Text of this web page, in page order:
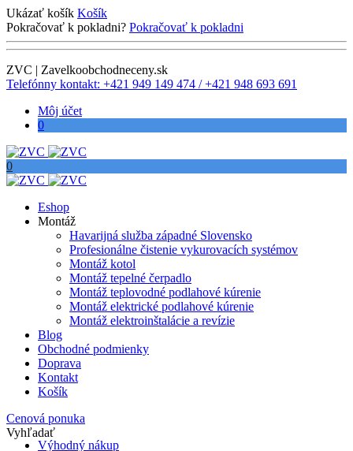
Ukázať košík Košík
Pokračovať k pokladni? Pokračovať k pokladni
ZVC | Zavelkoobchodneceny.sk
Telefónny kontakt: +421 949 149 474 / +421 948 693 691
Môj účet
0
0
Eshop
Montáž
Havarijná služba západné Slovensko
Profesionálne čistenie vykurovacích systémov
Montáž kotol
Montáž tepelné čerpadlo
Montáž teplovodné podlahové kúrenie
Montáž elektrické podlahové kúrenie
Montáž elektroinštalácie a revízie
Blog
Obchodné podmienky
Doprava
Kontakt
Košík
Cenová ponuka
Vyhľadať
Výhodný nákup